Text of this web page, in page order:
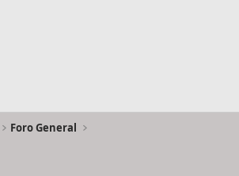
Foro General